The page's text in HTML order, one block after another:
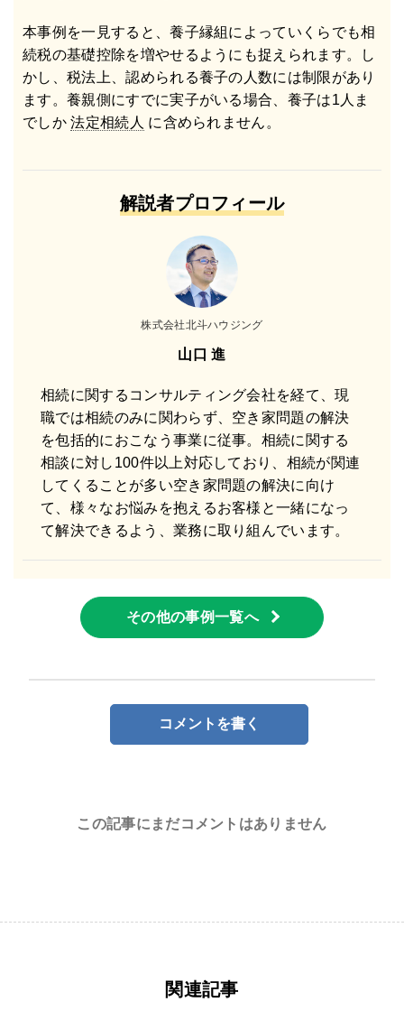
本事例を一見すると、養子縁組によっていくらでも相
続税の基礎控除を増やせるようにも捉えられます。し
かし、税法上、認められる養子の人数には制限があり
ます。養親側にすでに実子がいる場合、養子は1人ま
でしか法定相続人 に含められません。
解説者プロフィール
株式会社北斗ハウジング
山口 進
相続に関するコンサルティング会社を経て、現
職では相続のみに関わらず、空き家問題の解決
を包括的におこなう事業に従事。相続に関する
相談に対し100件以上対応しており、相続が関連
してくることが多い空き家問題の解決に向け
て、様々なお悩みを抱えるお客様と一緒になっ
て解決できるよう、業務に取り組んでいます。
その他の事例一覧へ
コメントを書く
この記事にまだコメントはありません
関連記事